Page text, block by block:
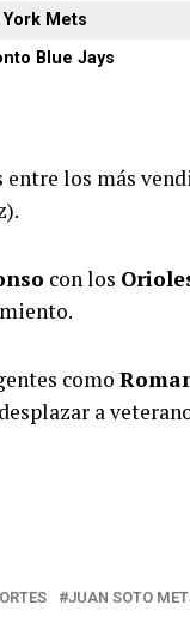
York Mets
Blue Jays
entre los más
con los
como
a
JUAN SOTO